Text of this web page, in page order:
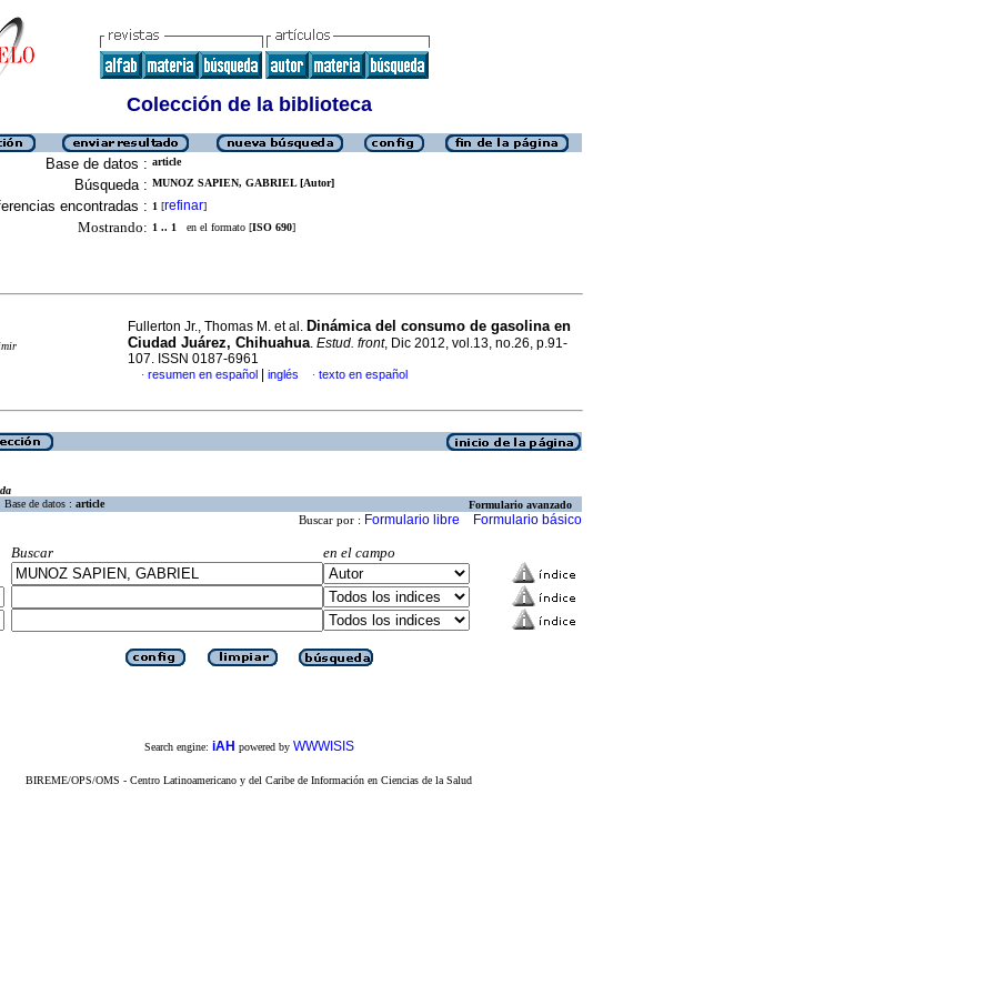
Colección de la biblioteca
Base de datos : article
Búsqueda : MUNOZ SAPIEN, GABRIEL [Autor]
encontradas : 1 [refinar]
Mostrando: 1 .. 1 en el formato [ISO 690]
Fullerton Jr., Thomas M. et al. Dinámica del consumo de gasolina en
Ciudad Juárez, Chihuahua. Estud. front, Dic 2012, vol.13, no.26, p.91-
107. ISSN 0187-6961
· resumen en español inglés · texto en español
Base de datos : article Formulario avanzado
Buscar por : Formulario libre Formulario básico
Buscar
en el campo
Search engine: iAH powered by WWWISIS
BIREME/OPS/OMS - Centro Latinoamericano y del Caribe de Información en Ciencias de la Salud